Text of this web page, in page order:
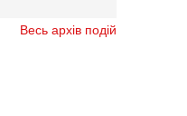
Весь архів подій